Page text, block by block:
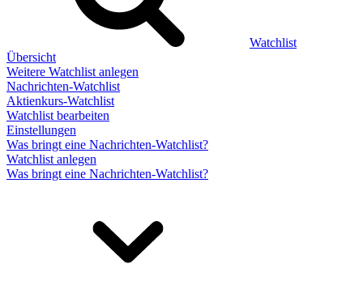
Watchlist
Übersicht
Weitere Watchlist anlegen
Nachrichten-Watchlist
Aktienkurs-Watchlist
Watchlist bearbeiten
Einstellungen
Was bringt eine Nachrichten-Watchlist?
Watchlist anlegen
Was bringt eine Nachrichten-Watchlist?